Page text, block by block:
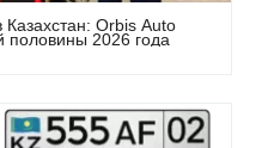
Orbis Auto
половины 2026 года